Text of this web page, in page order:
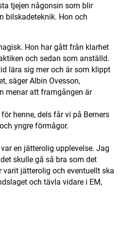
tjejen någonsin som blir
bilskadeteknik. Hon och
Hon har gått från klarhet
och sedan som anställd.
lära sig mer och är som klippt
säger Albin Ovesson,
menar att framgången är
henne, dels får vi på Berners
yngre förmågor.
en jätterolig upplevelse. Jag
skulle gå så bra som det
varit jätterolig och eventuellt ska
och tävla vidare i EM,